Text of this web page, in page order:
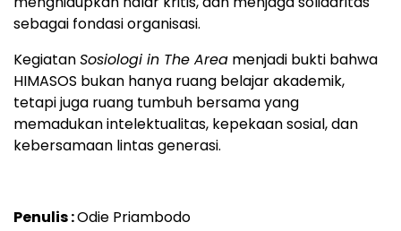
sebagai fondasi organisasi.
KegiatanSosiologi in The Area menjadi bukti bahwa
HIMASOS bukan hanya ruang belajar akademik,
tetapi juga ruang tumbuh bersama yang
memadukan intelektualitas, kepekaan sosial, dan
kebersamaan lintas generasi.
Penulis :Odie Priambodo